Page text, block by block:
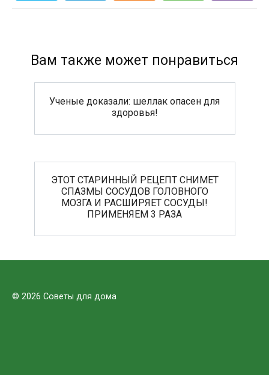
Вам также может понравиться
Ученые доказали: шеллак опасен для
здоровья!
ЭТОТ СТАРИННЫЙ РЕЦЕПТ СНИМЕТ
СПАЗМЫ СОСУДОВ ГОЛОВНОГО
МОЗГА И РАСШИРЯЕТ СОСУДЫ!
ПРИМЕНЯЕМ 3 РАЗА
© 2026 Советы для дома